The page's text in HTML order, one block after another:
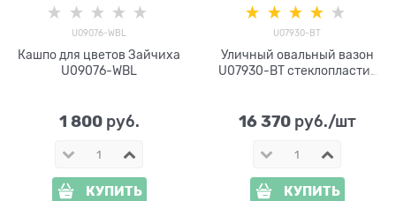
U09076-WBL
Кашпо для цветов Зайчиха
U09076-WBL
1 800 руб.
КУПИТЬ
U07930-BT
Уличный овальный вазон
U07930-BT стеклопластик
16 370 руб./шт
КУПИТЬ